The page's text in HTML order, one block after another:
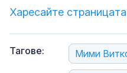
Харесайте
Тагове: Мими